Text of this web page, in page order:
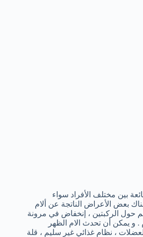
بين مختلف الأفراد سواء
بعض الأعراض الناتجة عن ألام
حول الركبتين ، إنخفاض في مرونة
. و يمكن أن تحدث الام الظهر
، نظام غذائي غير سليم ، قلة